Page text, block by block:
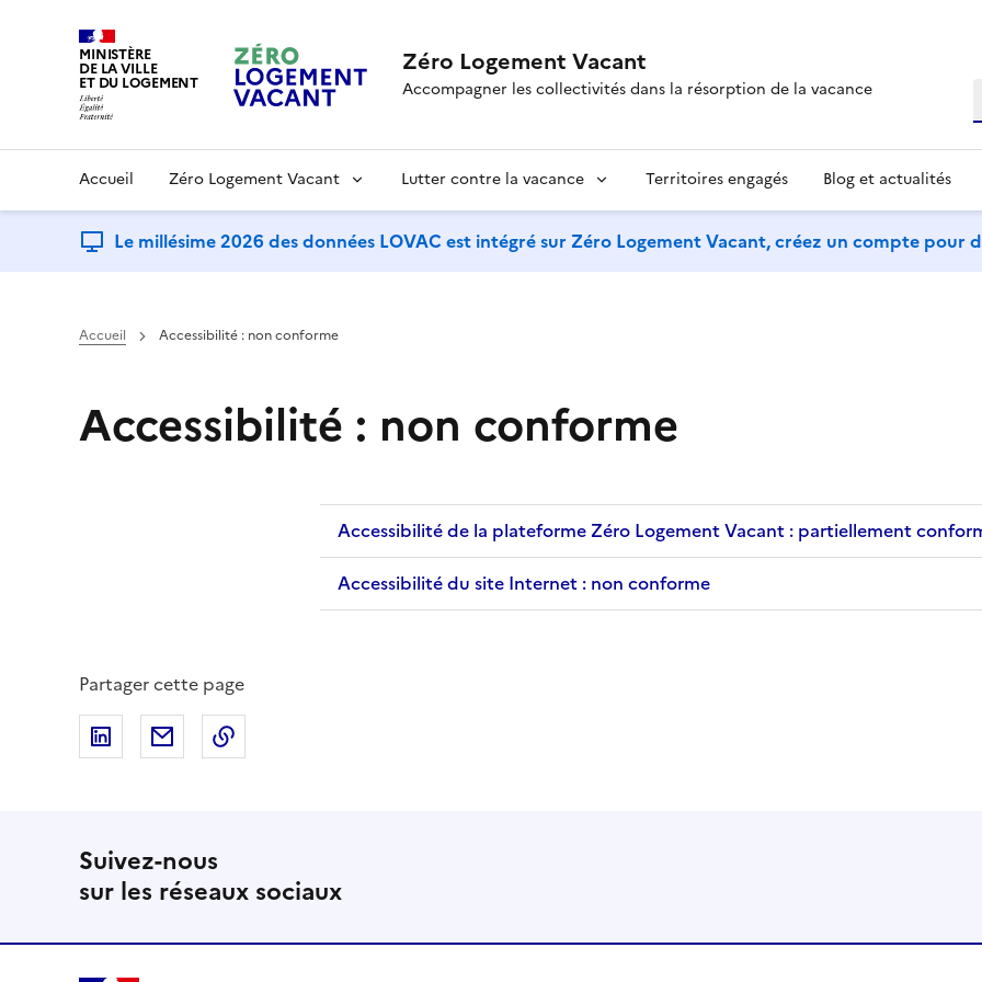
MINISTÈRE
DE LA VILLE
ET DU LOGEMENT
Zéro Logement Vacant
Accompagner les collectivités dans la résorption de la vacance
Accueil Zéro Logement Vacant Lutter contre la vacance Territoires engagés Blog et actualités
Le millésime 2026 des données LOVAC est intégré sur Zéro Logement Vacant, créez un compte pour
Accueil Accessibilité : non conforme
Accessibilité : non conforme
Accessibilité de la plateforme Zéro Logement Vacant : partiellement
Accessibilité du site Internet : non conforme
Partager cette page
Partager sur LinkedIn
Partager par email
Suivez-nous
sur les réseaux sociaux